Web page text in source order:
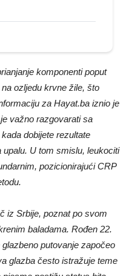
komponenti poput
ozljedu krvne žile, što
za Hayat.ba iznio je
važno razgovarati sa
dobijete rezultate
U tom smislu, leukociti
pozicionirajući CRP
iz Srbije, poznat po svom
baladama. Rođen 22.
putovanje započeo
glazba često istražuje teme